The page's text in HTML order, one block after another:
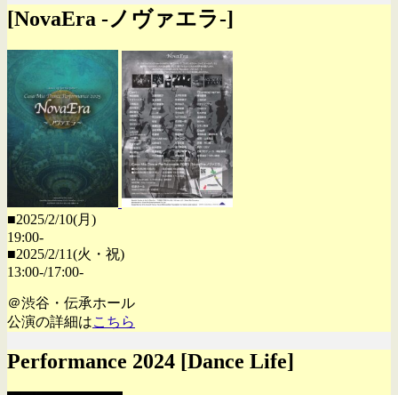
[NovaEra -ノヴァエラ-]
■2025/2/10(月)
19:00-
■2025/2/11(火・祝)
13:00-/17:00-
＠渋谷・伝承ホール
公演の詳細はこちら
Performance 2024 [Dance Life]